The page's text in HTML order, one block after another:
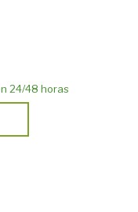
24/48 horas